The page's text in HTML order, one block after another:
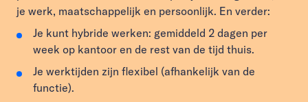
je werk, maatschappelijk en persoonlijk. En verder:
Je kunt hybride werken: gemiddeld 2 dagen per
week op kantoor en de rest van de tijd thuis.
Je werktijden zijn flexibel (afhankelijk van de
functie).